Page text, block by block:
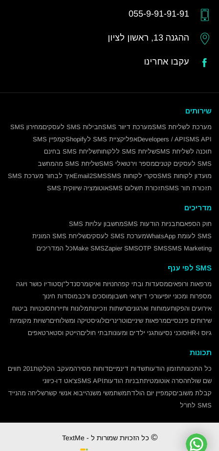
055-9-91-91-91
ההגנה 13, ראשון לציון
עקבו אחרינו
שירותים
מערכת לשליחת SMS מערכת דיוור SMS חבילות SMS לעסקים
מחירון SMS
SMS API
Developers / APIאפליקציית SMS לShopify
קמפיין SMS
תוכנה לשליחת SMS
שליחת SMS ללקוחות
שליחת SMS בחינם
SMS לעסקים קטנים
מספר וירטואלי SMS
שליחת SMS מהמחשב
מועדון לקוחות SMS
סקרי לקוחות SMS Email2SMSאיך לבחור מערכת SMS
תזכורת תור SMS
תזכורת תשלום SMS אוטומציה שיווקית SMS
מדריכים
חוק הספאםתבניות הודעות SMS
מחשבון עלויות SMS
SMS לעומת WhatsApp
מערכת SMS לעסקים
שליחת SMS המונית
SMS Marketing
OTP SMS
Zapier SMS
Make SMSכל המדריכים
SMS לפי ענף
מרפאות ורופאיםמסעדות ובתי קפהחנויות ואיקומרסנדל"ןסטודיו כושר ויוגה
מספרות ומכוני יופיעורכי דיןרואי חשבוןמוסכים ורכבמוסדות חינוך
אירועים והפקותעמותות וארגוניםרשתות וזכיינותמלונות ותיירותסוכנויות ביטוח
שירותים פיננסייםמרפאות שינייםוטרינריםלוגיסטיקה ומשלוחיםרשויות מקומיות
גיוס ו-HR
סוכני נסיעותגני ילדים ומעונותבתי חוליםהייטק וסטארטאפים
תכונות
כל התכונותתזמון הודעותשדות דינמייםדוחות מסירהמעקב הקלקות201 תווים
שם שולחהסרה אוטומטיתתבניות הודעותSMS APIצ'אט דו-כיווני
קבלת משוביםקמפיין יום הולדתמשתמשי משנהייבוא אנשי קשרשליחה מהנייד
SMS לחו"ל
© כל הזכויות שמורות ל - TextMe